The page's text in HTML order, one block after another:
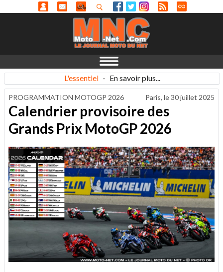
L'essentiel - En savoir plus...
PROGRAMMATION MOTOGP 2026 Paris, le30 juillet 2025
Calendrier provisoire des
Grands Prix MotoGP 2026